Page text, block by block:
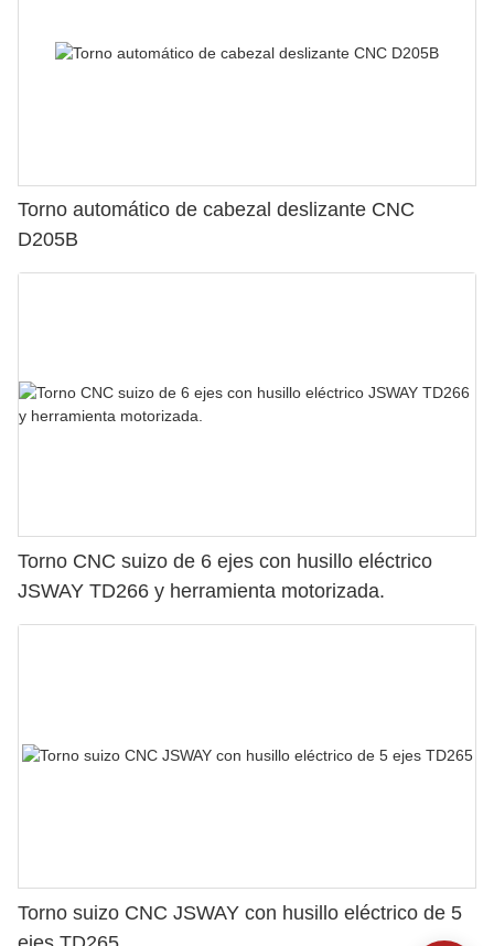
Torno automático de cabezal deslizante CNC
D205B
Torno CNC suizo de 6 ejes con husillo eléctrico
JSWAY TD266 y herramienta motorizada.
Torno suizo CNC JSWAY con husillo eléctrico de 5